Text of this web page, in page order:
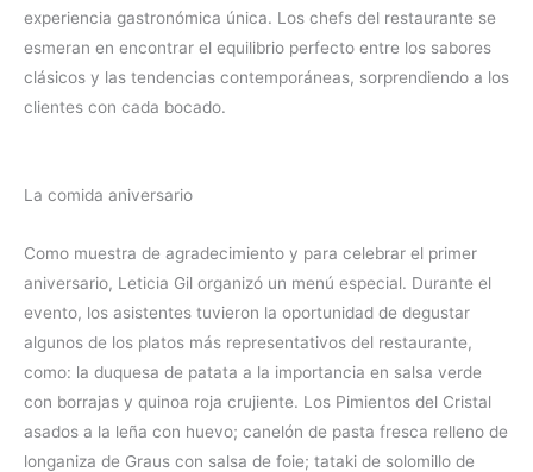
experiencia gastronómica única. Los chefs del restaurante se
esmeran en encontrar el equilibrio perfecto entre los sabores
clásicos y las tendencias contemporáneas, sorprendiendo a los
clientes con cada bocado.
La comida aniversario
Como muestra de agradecimiento y para celebrar el primer
aniversario, Leticia Gil organizó un menú especial. Durante el
evento, los asistentes tuvieron la oportunidad de degustar
algunos de los platos más representativos del restaurante,
como: la duquesa de patata a la importancia en salsa verde
con borrajas y quinoa roja crujiente. Los Pimientos del Cristal
asados a la leña con huevo; canelón de pasta fresca relleno de
longaniza de Graus con salsa de foie; tataki de solomillo de